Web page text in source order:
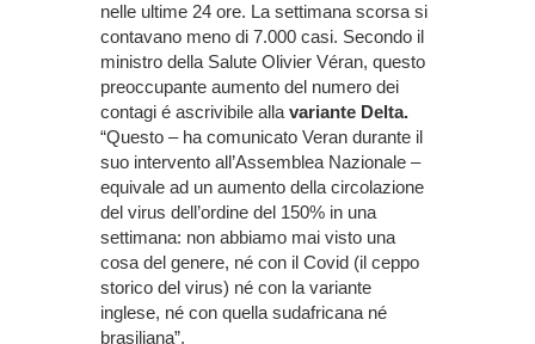
nelle ultime 24 ore. La settimana scorsa si
contavano meno di 7.000 casi. Secondo il
ministro della Salute Olivier Véran, questo
preoccupante aumento del numero dei
contagi é ascrivibile alla variante Delta.
“Questo – ha comunicato Veran durante il
suo intervento all’Assemblea Nazionale –
equivale ad un aumento della circolazione
del virus dell’ordine del 150% in una
settimana: non abbiamo mai visto una
cosa del genere, né con il Covid (il ceppo
storico del virus) né con la variante
inglese, né con quella sudafricana né
brasiliana”.